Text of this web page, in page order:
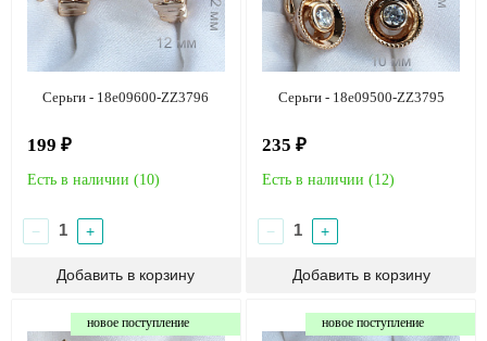
Серьги - 18e09600-ZZ3796
199 ₽
Есть в наличии (10)
− +
Серьги - 18e09500-ZZ3795
235 ₽
Есть в наличии (12)
− +
новое поступление новое поступление